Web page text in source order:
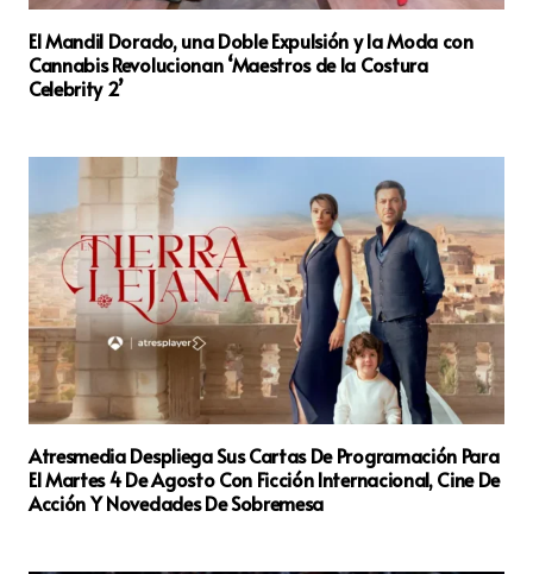
El Mandil Dorado, una Doble Expulsión y la Moda con
Cannabis Revolucionan ‘Maestros de la Costura
Celebrity 2’
Atresmedia Despliega Sus Cartas De Programación Para
El Martes 4 De Agosto Con Ficción Internacional, Cine De
Acción Y Novedades De Sobremesa